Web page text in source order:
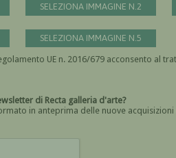
SELEZIONA IMMAGINE N.2
SELEZIONA IMMAGINE N.5
In base
desideri iscriverti alla newsletter di Recta galleria d'arte?
in anteprima delle nuove